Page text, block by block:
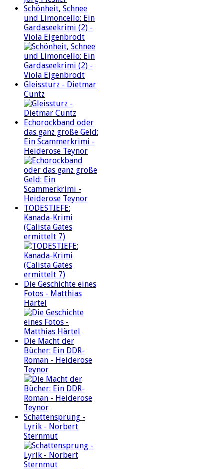
Schönheit, Schnee
und Limoncello: Ein
Gardaseekrimi (2) -
Viola Eigenbrodt
Gleissturz - Dietmar
Cuntz
Echorockband oder
das ganz große Geld:
Ein Scammerkrimi -
Heiderose Teynor
TODESTIEFE:
Kanada-Krimi
(Calista Gates
ermittelt 7)
Die Geschichte eines
Fotos - Matthias
Härtel
Die Macht der
Bücher: Ein DDR-
Roman - Heiderose
Teynor
Schattensprung -
Lyrik - Norbert
Sternmut